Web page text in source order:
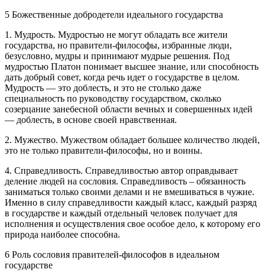
5 Божественные добродетели идеального государства
1. Мудрость. Мудростью не могут обладать все жители
государства, но правители-философы, избранные люди,
безусловно, мудры и принимают мудрые решения. Под
мудростью Платон понимает высшее знание, или способность
дать добрый совет, когда речь идет о государстве в целом.
Мудрость — это доблесть, и это не столько даже
специальность по руководству государством, сколько
созерцание занебесной области вечных и совершенных идей
— доблесть, в основе своей нравственная.
2. Мужество. Мужеством обладает большее количество людей,
это не только правители-философы, но и воины.
4. Справедливость. Справедливостью автор оправдывает
деление людей на сословия. Справедливость – обязанность
заниматься только своими делами и не вмешиваться в чужие.
Именно в силу справедливости каждый класс, каждый разряд
в государстве и каждый отдельный человек получает для
исполнения и осуществления свое особое дело, к которому его
природа наиболее способна.
6 Роль сословия правителей-философов в идеальном
государстве